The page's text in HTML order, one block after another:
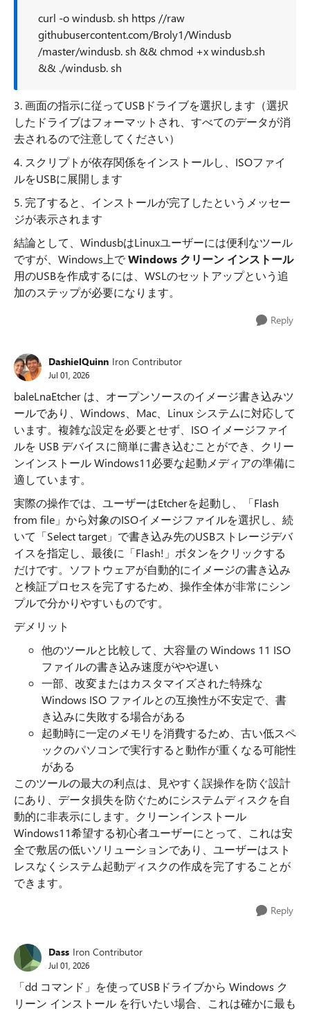
curl -o windusb. sh https //raw
githubusercontent.com/Broly1/Windusb
/master/windusb. sh && chmod +x windusb.sh
&& ./windusb. sh
3. 画面の指示に従ってUSBドライブを選択します（選択
したドライブはフォーマットされ、すべてのデータが消
去されるので注意してください）
4. スクリプトが依存関係をインストールし、ISOファイ
ルをUSBに展開します
5. 完了すると、インストールが完了したというメッセー
ジが表示されます
結論として、WindusbはLinuxユーザーには便利なツール
ですが、Windows上でWindows クリーン インストール
用のUSBを作成するには、WSLのセットアップという追
加のステップが必要になります。
Reply
DashielQuinn Iron Contributor
Jul 01, 2026
baleLnaEtcher は、オープンソースのイメージ書き込みツ
ールであり、Windows、Mac、Linux システムに対応して
います。複雑な設定を必要とせず、ISO イメージファイ
ルを USB デバイスに簡単に書き込むことができ、クリー
ンインストール Windows11必要な起動メディアの準備に
適しています。
実際の操作では、ユーザーはEtcherを起動し、「Flash
from file」から対象のISOイメージファイルを選択し、続
いて「Select target」で書き込み先のUSBストレージデバ
イスを指定し、最後に「Flash!」ボタンをクリックする
だけです。ソフトウェアが自動的にイメージの書き込み
と検証プロセスを完了するため、操作全体が非常にシン
プルで分かりやすいものです。
デメリット
他のツールと比較して、大容量の Windows 11 ISO
ファイルの書き込み速度がやや遅い
一部、改変またはカスタマイズされた特殊な
Windows ISO ファイルとの互換性が不安定で、書
き込みに失敗する場合がある
起動時に一定のメモリを消費するため、古い低スペ
ックのパソコンで実行すると動作が重くなる可能性
がある
このツールの最大の利点は、見やすく誤操作を防ぐ設計
にあり、データ損失を防ぐためにシステムディスクを自
動的に非表示にします。クリーンインストール
Windows11希望する初心者ユーザーにとって、これは安
全で敷居の低いソリューションであり、ユーザーはスト
レスなくシステム起動ディスクの作成を完了することが
できます。
Reply
Dass Iron Contributor
Jul 01, 2026
「dd コマンド」を使ってUSBドライブから Windows ク
リーン インストール を行いたい場合、これは確かに最も